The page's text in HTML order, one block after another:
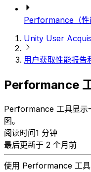
Performance（性
Unity User
用户获取性能报告
Performance
Performance 工具显示
图。
阅读时间1 分钟
最后更新于 2 个月前
使用 Performance 工具